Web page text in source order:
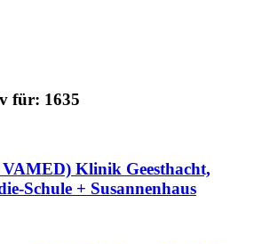
für: 1635
Klinik Geesthacht,
Schule + Susannenhaus